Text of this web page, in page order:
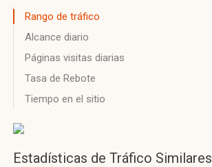
Rango de tráfico
Alcance diario
Páginas visitas diarias
Tasa de Rebote
Tiempo en el sitio
Estadísticas de Tráfico Similares